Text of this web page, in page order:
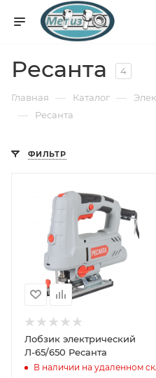
Ресанта 4
Главная — Каталог —
— Ресанта
ФИЛЬТР
Лобзик электрический
Л-65/650 Ресанта
В наличии на удаленном